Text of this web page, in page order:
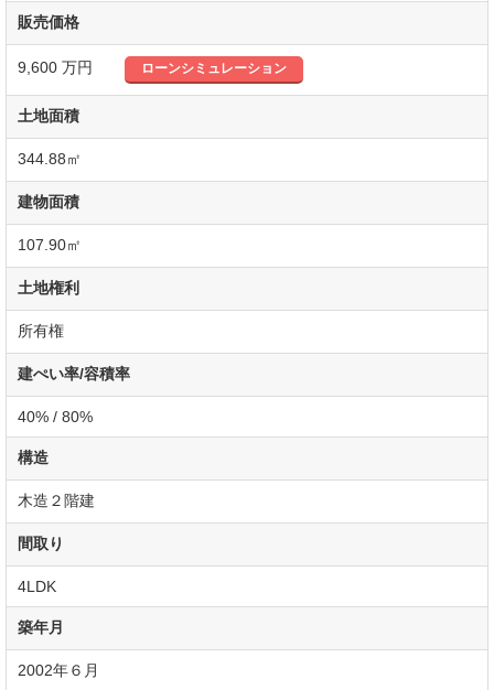
販売価格
9,600 万円
土地面積
344.88㎡
建物面積
107.90㎡
土地権利
所有権
建ぺい率/容積率
40% / 80%
構造
木造２階建
間取り
4LDK
築年月
2002年６月